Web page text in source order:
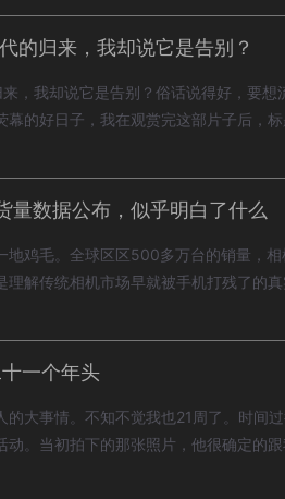
的归来，我却说它是告别？
，我却说它是告别？俗话说得好，要想
幕的好日子，我在观赏完这部片子后，
量数据公布，似乎明白了什么
地鸡毛。全球区区500多万台的销量，
理解传统相机市场早就被手机打残了的
一个年头
的大事情。不知不觉我也21周了。时间
动。当初拍下的那张照片，他很确定的